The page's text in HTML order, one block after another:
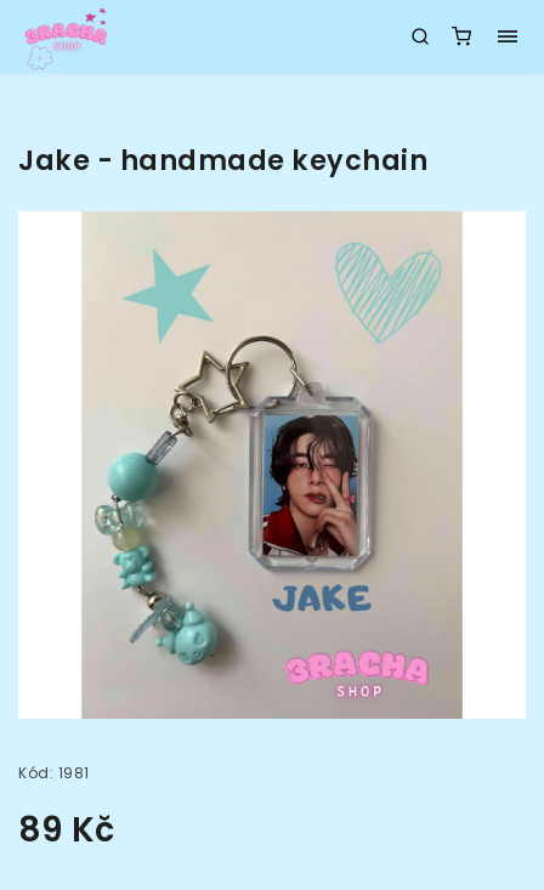
Jake - handmade keychain
Kód: 1981
89 Kč